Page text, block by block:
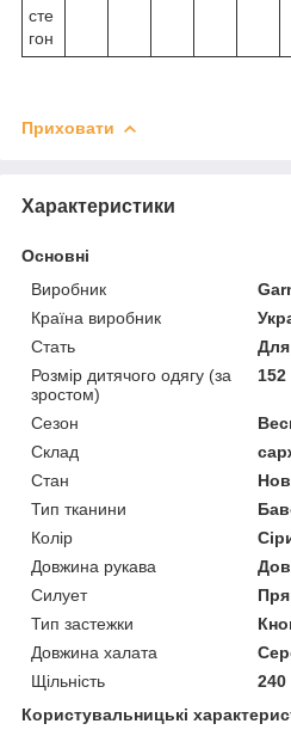
сте
гон
Приховати
Характеристики
Основні
Виробник
Країна виробник
Стать
Для
Розмір дитячого одягу (за
зростом)
152
Сезон
Склад
Стан
Тип тканини
Колір
Довжина рукава
Силует
Тип застежки
Довжина халата
Щільність
240
Користувальницькі